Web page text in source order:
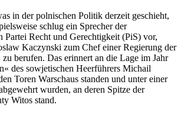
in der polnischen Politik derzeit geschieht,
schlug ein Sprecher der
Partei Recht und Gerechtigkeit (PiS) vor,
Kaczynski zum Chef einer Regierung der
berufen. Das erinnert an die Lage im Jahr
des sowjetischen Heerführers Michail
Toren Warschaus standen und unter einer
wurden, an deren Spitze der
Witos stand.